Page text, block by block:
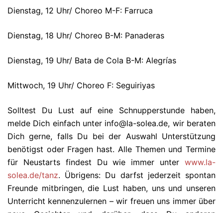
Dienstag, 12 Uhr/ Choreo M-F: Farruca
Dienstag, 18 Uhr/ Choreo B-M: Panaderas
Dienstag, 19 Uhr/ Bata de Cola B-M: Alegrías
Mittwoch, 19 Uhr/ Choreo F: Seguiriyas
Solltest Du Lust auf eine Schnupperstunde haben,
melde Dich einfach unter info@la-solea.de, wir beraten
Dich gerne, falls Du bei der Auswahl Unterstützung
benötigst oder Fragen hast. Alle Themen und Termine
für Neustarts findest Du wie immer unter www.la-
solea.de/tanz. Übrigens: Du darfst jederzeit spontan
Freunde mitbringen, die Lust haben, uns und unseren
Unterricht kennenzulernen – wir freuen uns immer über